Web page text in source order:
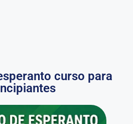
curso para